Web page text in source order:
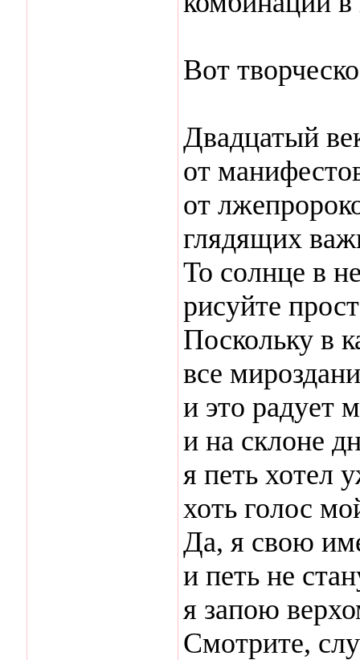
Вот
Двадцатый
от
от
глядящих
То солнце в
рисуйте
Поскольку в
все
и это радует
и на склоне
я петь хотел
хоть голос
Да, я свою
и петь не
я запою
Смотрите,